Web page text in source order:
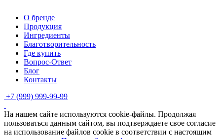
О бренде
Продукция
Ингредиенты
Благотворительность
Где купить
Вопрос-Ответ
Блог
Контакты
+7 (999) 999-99-99
На нашем сайте используются cookie-файлы. Продолжая
пользоваться данным сайтом, вы подтверждаете свое согласие
на использование файлов cookie в соответствии с настоящим